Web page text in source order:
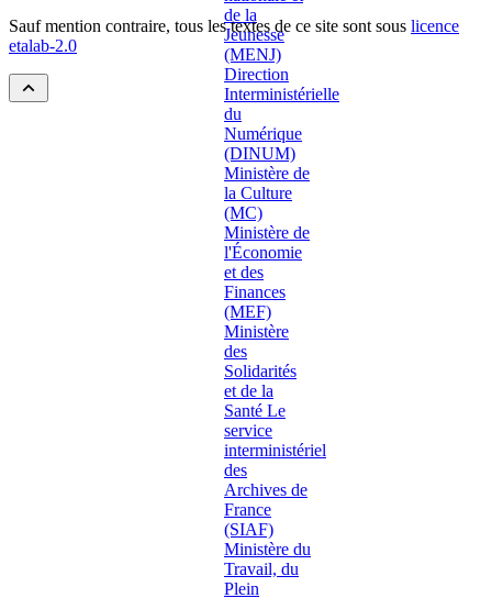
Sauf mention contraire, tous les textes de ce site sont sous licence
etalab-2.0